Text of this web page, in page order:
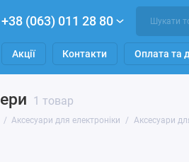
+38 (063) 011 28 80
Акції Контакти Оплата та
1 товар
Аксесуари для електроніки Аксесуари